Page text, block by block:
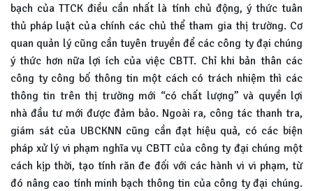
bạch của TTCK điều cần nhất là tính chủ động, ý thức tuân
thủ pháp luật của chính các chủ thể tham gia thị trường. Cơ
quan quản lý cũng cần tuyên truyền để các công ty đại chúng
ý thức hơn nữa lợi ích của việc CBTT. Chỉ khi bản thân các
công ty công bố thông tin một cách có trách nhiệm thì các
thông tin trên thị trường mới “có chất lượng” và quyền lợi
nhà đầu tư mới được đảm bảo. Ngoài ra, công tác thanh tra,
giám sát của UBCKNN cũng cần đạt hiệu quả, có các biện
pháp xử lý vi phạm nghĩa vụ CBTT của công ty đại chúng một
cách kịp thời, tạo tính răn đe đối với các hành vi vi phạm, từ
đó nâng cao tính minh bạch thông tin của công ty đại chúng.